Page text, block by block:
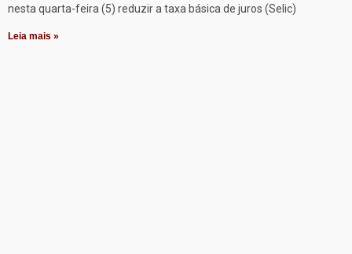
nesta quarta-feira (5) reduzir a taxa básica de juros (Selic)
Leia mais »